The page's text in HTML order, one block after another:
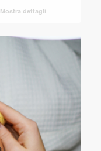
Mostra dettagli